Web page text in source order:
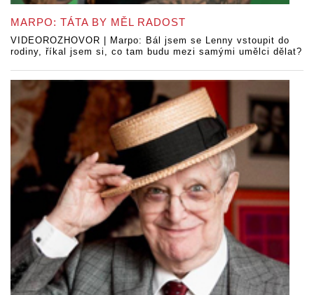
MARPO: TÁTA BY MĚL RADOST
VIDEOROZHOVOR | Marpo: Bál jsem se Lenny vstoupit do
rodiny, říkal jsem si, co tam budu mezi samými umělci dělat?